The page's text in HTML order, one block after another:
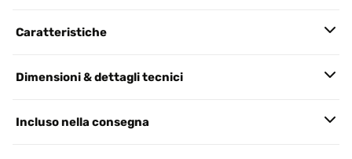
Caratteristiche
Dimensioni & dettagli tecnici
Incluso nella consegna